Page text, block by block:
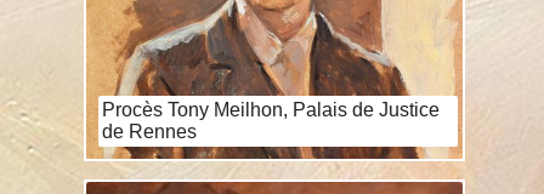
Procès Tony Meilhon, Palais de Justice
de Rennes